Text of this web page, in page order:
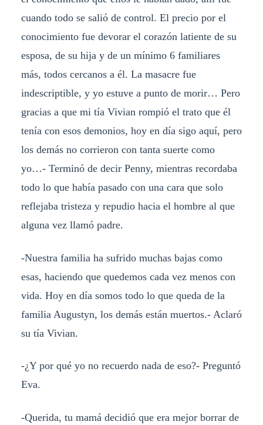
cuando todo se salió de control. El precio por el
conocimiento fue devorar el corazón latiente de su
esposa, de su hija y de un mínimo 6 familiares
más, todos cercanos a él. La masacre fue
indescriptible, y yo estuve a punto de morir… Pero
gracias a que mi tía Vivian rompió el trato que él
tenía con esos demonios, hoy en día sigo aquí, pero
los demás no corrieron con tanta suerte como
yo…- Terminó de decir Penny, mientras recordaba
todo lo que había pasado con una cara que solo
reflejaba tristeza y repudio hacia el hombre al que
alguna vez llamó padre.
-Nuestra familia ha sufrido muchas bajas como
esas, haciendo que quedemos cada vez menos con
vida. Hoy en día somos todo lo que queda de la
familia Augustyn, los demás están muertos.- Aclaró
su tía Vivian.
-¿Y por qué yo no recuerdo nada de eso?- Preguntó
Eva.
-Querida, tu mamá decidió que era mejor borrar de